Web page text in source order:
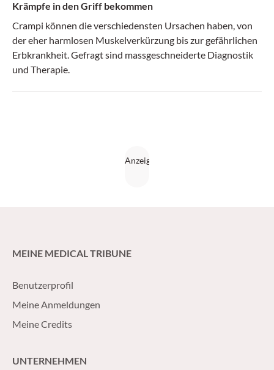
Krämpfe in den Griff bekommen
Crampi können die verschiedensten Ursachen haben, von
der eher harmlosen Muskelverkürzung bis zur gefährlichen
Erbkrankheit. Gefragt sind massgeschnei­derte Diagnostik
und Therapie.
MEINE MEDICAL TRIBUNE
Benutzerprofil
Meine Anmeldungen
Meine Credits
UNTERNEHMEN